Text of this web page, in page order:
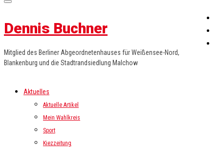
Dennis Buchner
Mitglied des Berliner Abgeordnetenhauses für Weißensee-Nord,
Blankenburg und die Stadtrandsiedlung Malchow
Aktuelles
Aktuelle Artikel
Mein Wahlkreis
Sport
Kiezzeitung